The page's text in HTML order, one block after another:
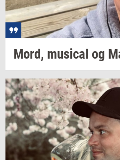
Mord, mu­si­cal og